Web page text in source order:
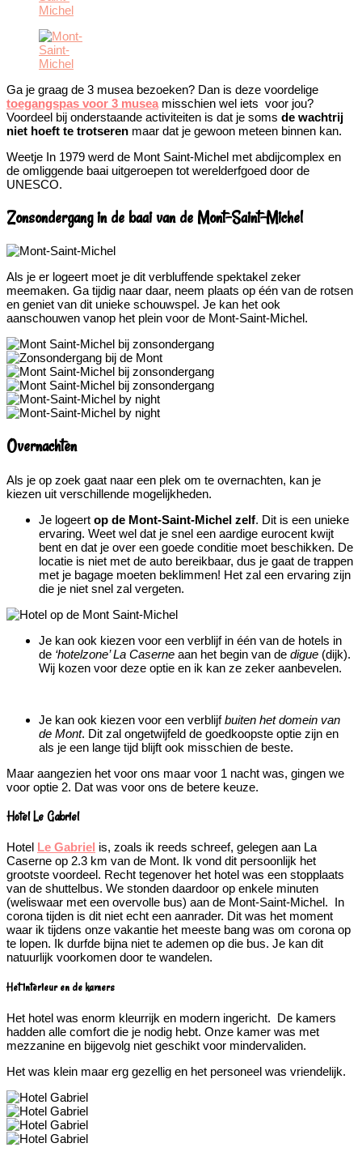
Ga je graag de 3 musea bezoeken? Dan is deze voordelige
toegangspas voor 3 musea misschien wel iets voor jou?
Voordeel bij onderstaande activiteiten is dat je soms de wachtrij
niet hoeft te trotseren maar dat je gewoon meteen binnen kan.
Weetje In 1979 werd de Mont Saint-Michel met abdijcomplex en
de omliggende baai uitgeroepen tot werelderfgoed door de
UNESCO.
Zonsondergang in de baai van de Mont-Saint-Michel
Als je er logeert moet je dit verbluffende spektakel zeker
meemaken. Ga tijdig naar daar, neem plaats op één van de rotsen
en geniet van dit unieke schouwspel. Je kan het ook
aanschouwen vanop het plein voor de Mont-Saint-Michel.
Overnachten
Als je op zoek gaat naar een plek om te overnachten, kan je
kiezen uit verschillende mogelijkheden.
Je logeert op de Mont-Saint-Michel zelf. Dit is een unieke
ervaring. Weet wel dat je snel een aardige eurocent kwijt
bent en dat je over een goede conditie moet beschikken. De
locatie is niet met de auto bereikbaar, dus je gaat de trappen
met je bagage moeten beklimmen! Het zal een ervaring zijn
die je niet snel zal vergeten.
Je kan ook kiezen voor een verblijf in één van de hotels in
de ‘hotelzone’ La Caserne aan het begin van de digue (dijk).
Wij kozen voor deze optie en ik kan ze zeker aanbevelen.
Je kan ook kiezen voor een verblijfbuiten het domein van
de Mont. Dit zal ongetwijfeld de goedkoopste optie zijn en
als je een lange tijd blijft ook misschien de beste.
Maar aangezien het voor ons maar voor 1 nacht was, gingen we
voor optie 2. Dat was voor ons de betere keuze.
Hotel Le Gabriel
Hotel Le Gabriel is, zoals ik reeds schreef, gelegen aan La
Caserne op 2.3 km van de Mont. Ik vond dit persoonlijk het
grootste voordeel. Recht tegenover het hotel was een stopplaats
van de shuttelbus. We stonden daardoor op enkele minuten
(weliswaar met een overvolle bus) aan de Mont-Saint-Michel. In
corona tijden is dit niet echt een aanrader. Dit was het moment
waar ik tijdens onze vakantie het meeste bang was om corona op
te lopen. Ik durfde bijna niet te ademen op die bus. Je kan dit
natuurlijk voorkomen door te wandelen.
Het interieur en de kamers
Het hotel was enorm kleurrijk en modern ingericht. De kamers
hadden alle comfort die je nodig hebt. Onze kamer was met
mezzanine en bijgevolg niet geschikt voor mindervaliden.
Het was klein maar erg gezellig en het personeel was vriendelijk.